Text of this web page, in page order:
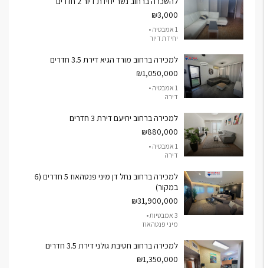
₪3,000
1 אמבטיה •
יחידת דיור
למכירה ברחוב מורד הגיא דירת 3.5 חדרים
₪1,050,000
1 אמבטיה •
דירה
למכירה ברחוב יחיעם דירת 3 חדרים
₪880,000
1 אמבטיה •
דירה
למכירה ברחוב נחל דן מיני פנטהאוז 5 חדרים (6
במקור)
₪31,900,000
3 אמבטיות •
מיני פנטהאוז
למכירה ברחוב חטיבת גולני דירת 3.5 חדרים
₪1,350,000